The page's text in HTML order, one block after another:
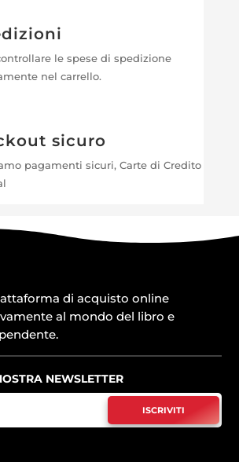
le spese di spedizione
nel carrello.
sicuro
pagamenti sicuri, Carte di Credito
di acquisto online
al mondo del libro e
NEWSLETTER
ISCRIVITI